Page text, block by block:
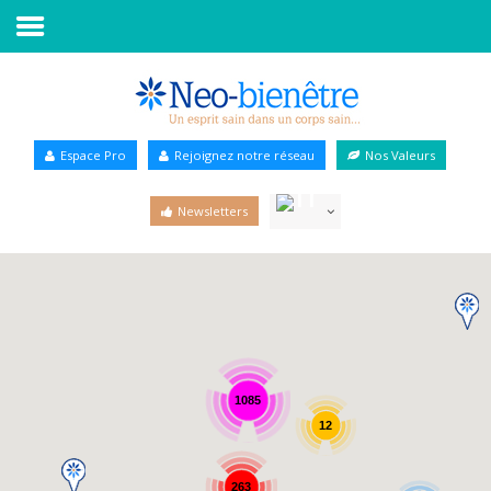
Annuaire Bien-être
Espace Pro Rejoignez notre réseau Nos Valeurs
Newsletters
1085
263
12